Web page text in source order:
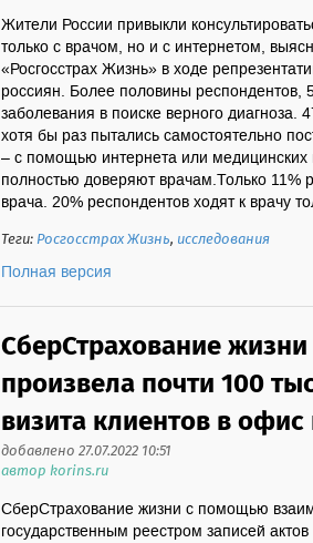
Жители России привыкли
только с врачом, но и с интернетом,
«Росгосстрах Жизнь» в ходе
россиян. Более половины респондентов,
заболевания в поиске верного диагноза.
хотя бы раз пытались самостоятельно
– с помощью интернета или медицинских
полностью доверяют врачам.Только 11%
врача. 20% респондентов ходят к врачу
Теги:Росгосстрах Жизнь, исследования
Полная версия
СберСтрахование
произвела почти 100
визита клиентов в
добавлено 27.07.2022 10:51
автор korins.ru
СберСтрахование жизни с помощью
государственным реестром записей